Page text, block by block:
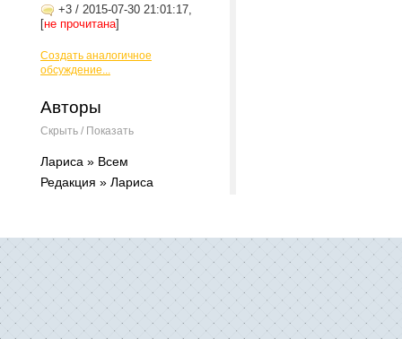
+3 / 2015-07-30 21:01:17,
[не прочитана]
Создать аналогичное
обсуждение...
Авторы
Скрыть / Показать
Лариса » Всем
Редакция » Лариса